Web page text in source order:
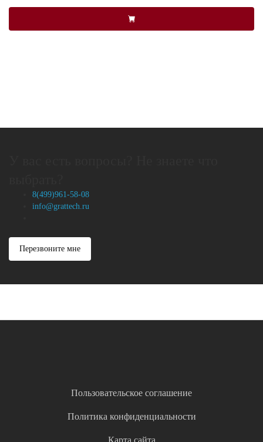
8(499)961-58-08
info@grattech.ru
Перезвоните мне
Пользовательское соглашение
Политика конфиденциальности
Карта сайта